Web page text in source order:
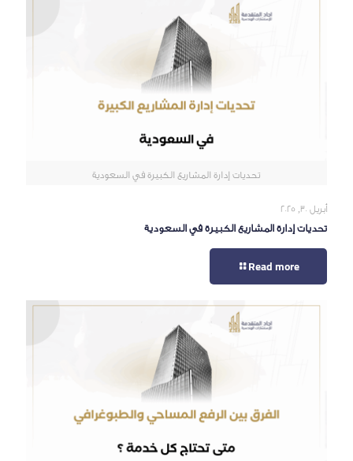
تحديات إدارة المشاريع الكبيرة في السعودية
أبريل 30, 2025
تحديات إدارة المشاريع الكبيرة في السعودية
Read more